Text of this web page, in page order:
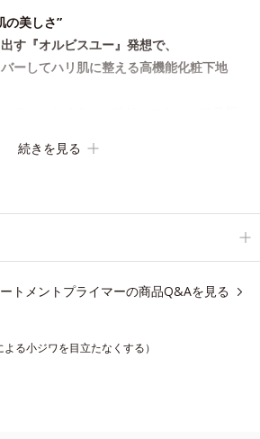
の美しさ”
す『オルビスユー』発想で、
ーしてハリ肌に整える高機能化粧下地
働きかけて、肌のうるおいをグンとアッ
美肌を印象づけます。
イト、紫外線、大気中の微粒子汚れなど
続きを見る
トメントプライマーの商品Q&Aを見る
る小ジワを目立たなくする）